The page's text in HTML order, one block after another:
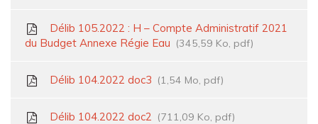
Délib 105.2022 : H – Compte Administratif 2021
du Budget Annexe Régie Eau
345,59 Ko, pdf
Délib 104.2022 doc3 1,54 Mo, pdf
Délib 104.2022 doc2 711,09 Ko, pdf